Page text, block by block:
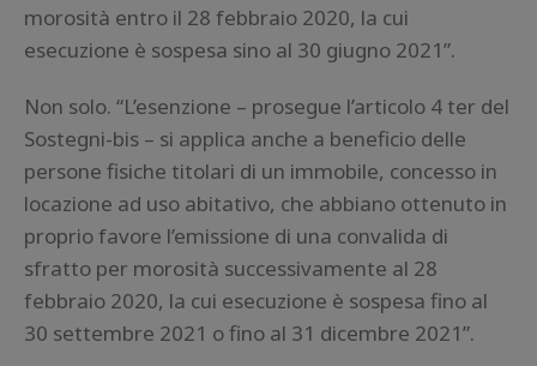
morosità entro il 28 febbraio 2020, la cui
esecuzione è sospesa sino al 30 giugno 2021”.
Non solo. “L’esenzione – prosegue l’articolo 4 ter del
Sostegni-bis – si applica anche a beneficio delle
persone fisiche titolari di un immobile, concesso in
locazione ad uso abitativo, che abbiano ottenuto in
proprio favore l’emissione di una convalida di
sfratto per morosità successivamente al 28
febbraio 2020, la cui esecuzione è sospesa fino al
30 settembre 2021 o fino al 31 dicembre 2021”.